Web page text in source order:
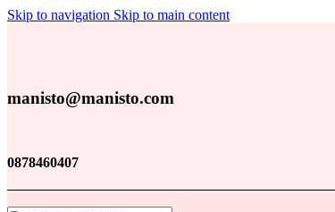
Skip to navigation Skip to main content
manisto@manisto.com
0878460407